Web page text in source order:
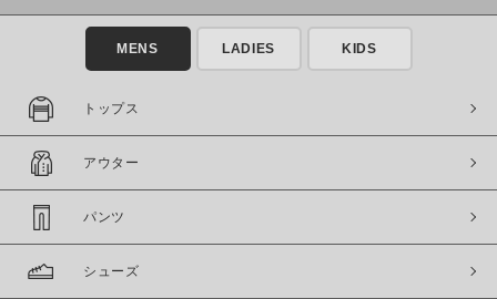
通常商品
セール価格 WEB限定
在庫
在庫あり
MENS LADIES KIDS
トップス
アウター
パンツ
シューズ